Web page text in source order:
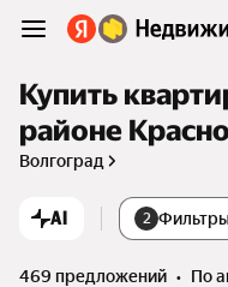
Купить
районе
Волгоград
AI 2
469 предложений •
по